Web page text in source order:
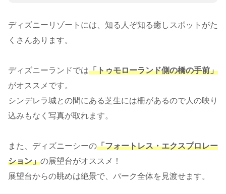
ディズニーリゾートには、知る人ぞ知る癒しスポットがた
くさんあります。
ディズニーランドでは「トゥモローランド側の橋の手前」
がオススメです。
シンデレラ城との間にある芝生には柵があるので人の映り
込みもなく写真が取れます。
また、ディズニーシーの「フォートレス・エクスプロレー
ション」の展望台がオススメ！
展望台からの眺めは絶景で、パーク全体を見渡せます。